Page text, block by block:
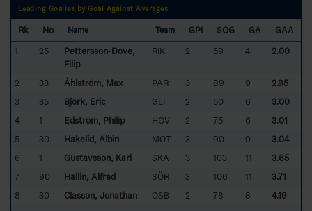
Leading Goalies by Goal Against Averages
Rk No Name Team GPI SOG GA
GAA
1
25
Pettersson-Dove,
Filip
RIK 2 59 4 2.00
2 33 Åhlström, Max PAR 3 89 9
2.95
3
35 Björk, Eric GLI 2 50 6
3.00
4
1 Edström, Philip HOV 2 75 6
3.01
5
30 Hakelid, Albin MOT 3 90 9
3.04
6
1 Gustavsson, Karl SKA 3 103 11
3.65
7
90 Hallin, Alfred SÖR 3 106 11
3.71
8
30 Classon, Jonathan OSB 2 78 8 4.19